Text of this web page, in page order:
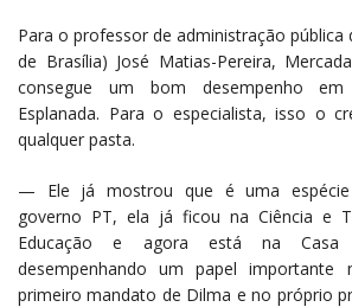
Para o professor de administração pública
de Brasília) José Matias-Pereira,
consegue um bom desempenho
Esplanada. Para o especialista, isso o
qualquer pasta.
— Ele já mostrou que é uma espécie
governo PT, ela já ficou na Ciência e
Educação e agora está na Casa
desempenhando um papel
primeiro mandato de Dilma e no próprio